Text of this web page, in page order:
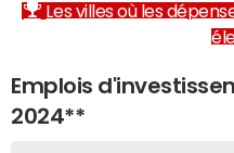
Les villes où les
Emplois
2024**